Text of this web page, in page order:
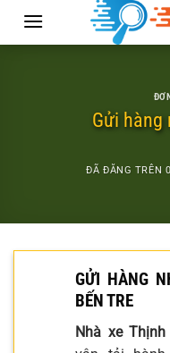
Gửi hàng
ĐÃ ĐĂNG TRÊN
GỬI HÀNG
BẾN TRE
Nhà xe